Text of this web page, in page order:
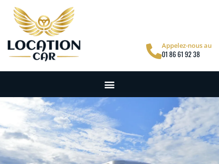
Appelez-nous au
01 86 61 92 38